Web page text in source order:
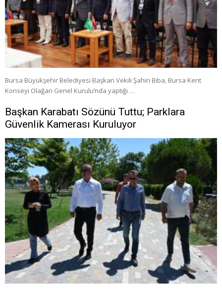
Bursa Büyükşehir Belediyesi Başkan Vekili Şahin Biba, Bursa Kent
Konseyi Olağan Genel Kurulu’nda yaptığı …
Başkan Karabatı Sözünü Tuttu; Parklara
Güvenlik Kamerası Kuruluyor